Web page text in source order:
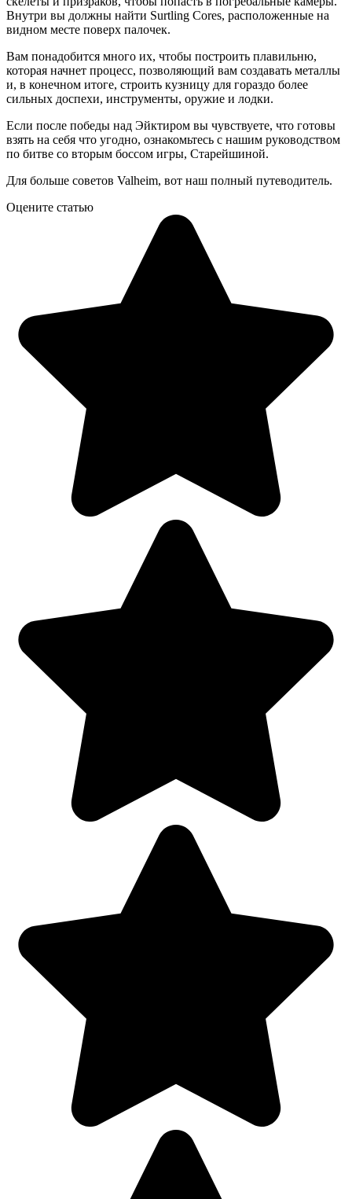
Внутри вы должны найти Surtling Cores, расположенные на
видном месте поверх палочек.
Вам понадобится много их, чтобы построить плавильню,
которая начнет процесс, позволяющий вам создавать металлы
и, в конечном итоге, строить кузницу для гораздо более
сильных доспехи, инструменты, оружие и лодки.
Если после победы над Эйктиром вы чувствуете, что готовы
взять на себя что угодно, ознакомьтесь с нашим руководством
по битве со вторым боссом игры, Старейшиной.
Для больше советов Valheim, вот наш полный путеводитель.
Оцените статью